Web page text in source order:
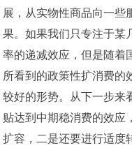
展，从实物性商品向一些
果。如果我们只专注于某
率的递减效应，但是随着
所看到的政策性扩消费的
较好的形势。从下一步来
贴达到中期稳消费的效应
扩容，二是还要进行适度